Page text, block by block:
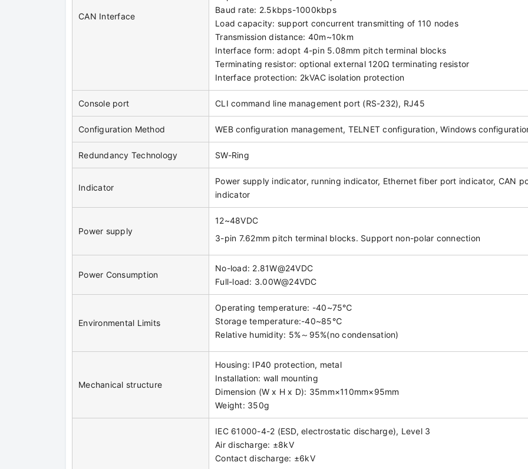
CAN Interface
Baud rate: 2.5kbps-1000kbps
Load capacity: support concurrent transmitting of 110 nodes
Transmission distance: 40m~10km
Interface form: adopt 4-pin 5.08mm pitch terminal blocks
Terminating resistor: optional external 120Ω terminating resistor
Interface protection: 2kVAC isolation protection
Console port CLI command line management port (RS-232), RJ45
Configuration Method WEB configuration management, TELNET configuration, Windows
Redundancy Technology SW-Ring
Indicator
Power supply indicator, running indicator, Ethernet fiber port indicator, CAN
indicator
Power supply
12~48VDC
3-pin 7.62mm pitch terminal blocks. Support non-polar connection
Power Consumption
No-load: 2.81W@24VDC
Full-load: 3.00W@24VDC
Environmental Limits
Operating temperature: -40~75℃
Storage temperature:-40~85℃
Relative humidity: 5%～95%(no condensation)
Mechanical structure
Housing: IP40 protection, metal
Installation: wall mounting
Dimension (W x H x D): 35mm×110mm×95mm
Weight: 350g
IEC 61000-4-2 (ESD, electrostatic discharge), Level 3
Air discharge: ±8kV
Contact discharge: ±6kV